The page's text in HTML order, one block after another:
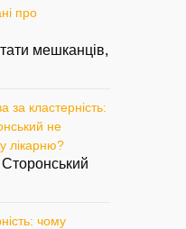
про
мешканців,
за кластерність:
не
лікарню?
чому